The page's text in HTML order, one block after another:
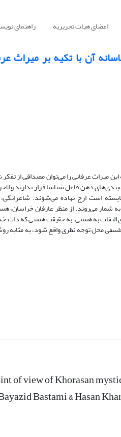
اعضای هیات تحریریه راهنمای
آن با تکیه بر میراث
میراث عرفانی را می‌توان مصداقی از
ذهن فاعل شناسا قرار ندارند و
است ارج نهاده می‌شوند. شاعرانگی،
شمار می‌روند. از منظر عارفان خراسان،
التفات به هستی، به حقیقت هستی که
محل توجه نظری واقع شود، به مثابه
of view of Khorasan
Bastami & Hasan